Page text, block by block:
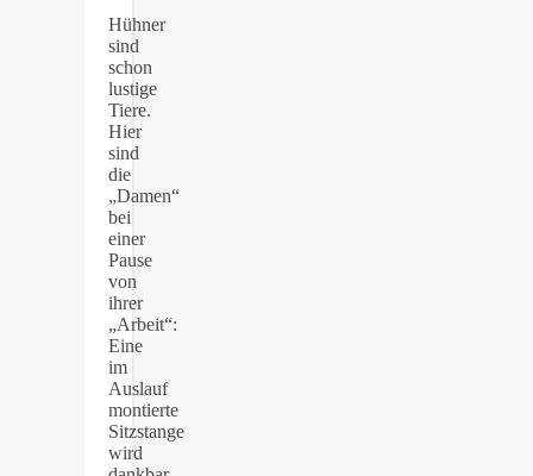
Hühner
sind
schon
lustige
Tiere.
Hier
sind
die
„Damen“
bei
einer
Pause
von
ihrer
„Arbeit“:
Eine
im
Auslauf
montierte
Sitzstange
wird